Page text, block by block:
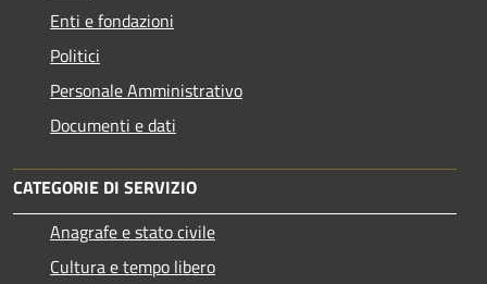
Enti e fondazioni
Politici
Personale Amministrativo
Documenti e dati
CATEGORIE DI SERVIZIO
Anagrafe e stato civile
Cultura e tempo libero